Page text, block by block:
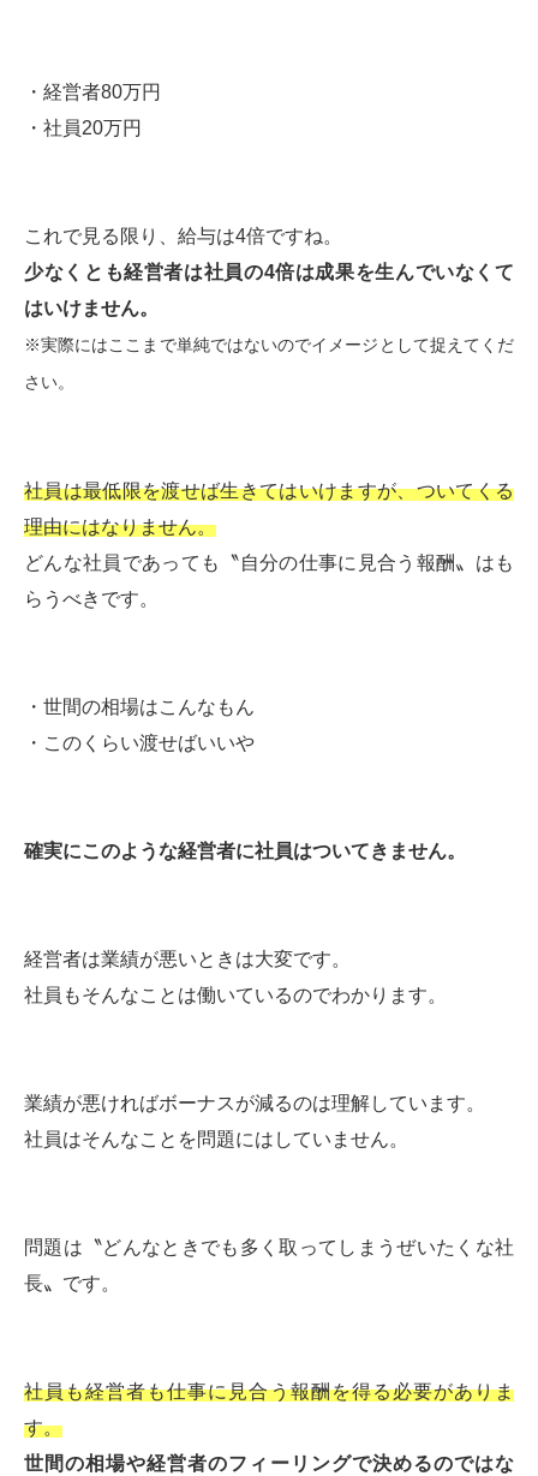
・経営者80万円
・社員20万円
これで見る限り、給与は4倍ですね。
少なくとも経営者は社員の4倍は成果を生んでいなくて
はいけません。
※実際にはここまで単純ではないのでイメージとして捉えてくだ
さい。
社員は最低限を渡せば生きてはいけますが、ついてくる
理由にはなりません。
どんな社員であっても〝自分の仕事に見合う報酬〟はも
らうべきです。
・世間の相場はこんなもん
・このくらい渡せばいいや
確実にこのような経営者に社員はついてきません。
経営者は業績が悪いときは大変です。
社員もそんなことは働いているのでわかります。
業績が悪ければボーナスが減るのは理解しています。
社員はそんなことを問題にはしていません。
問題は〝どんなときでも多く取ってしまうぜいたくな社
長〟です。
社員も経営者も仕事に見合う報酬を得る必要がありま
す。
世間の相場や経営者のフィーリングで決めるのではな